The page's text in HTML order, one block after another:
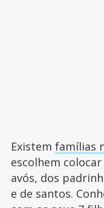
Existem famílias
escolhem
avós, dos
e de santos.